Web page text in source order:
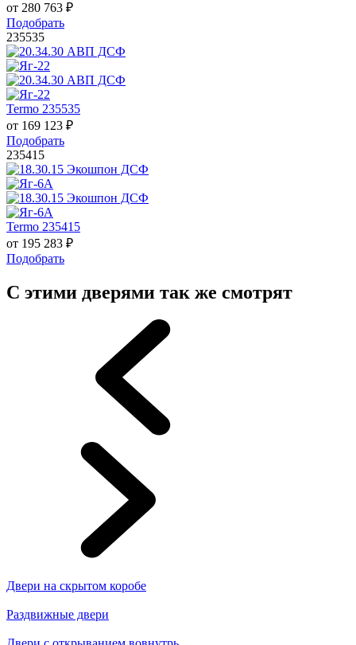
от 280 763 ₽
Подобрать
235535
Termo 235535
от 169 123 ₽
Подобрать
235415
Termo 235415
от 195 283 ₽
Подобрать
С этими дверями так же смотрят
Двери на скрытом коробе
Раздвижные двери